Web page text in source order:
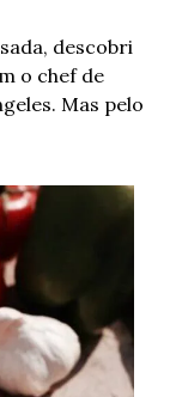
descobri
o chef de
Mas pelo